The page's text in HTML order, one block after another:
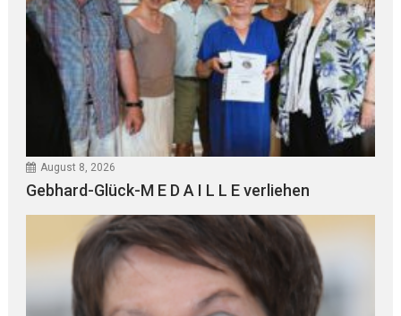
August 8, 2026
Gebhard-Glück-M E D A I L L E verliehen